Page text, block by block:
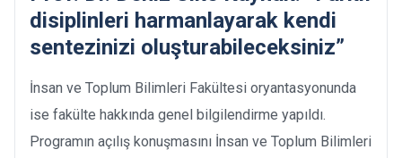
disiplinleri harmanlayarak kendi
sentezinizi oluşturabileceksiniz”
İnsan ve Toplum Bilimleri Fakültesi oryantasyonunda
ise fakülte hakkında genel bilgilendirme yapıldı.
Programın açılış konuşmasını İnsan ve Toplum Bilimleri